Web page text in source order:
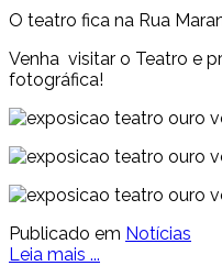
O teatro fica na Rua
Venha visitar o Teatro e
fotográfica!
Publicado em Notícias
Leia mais ...